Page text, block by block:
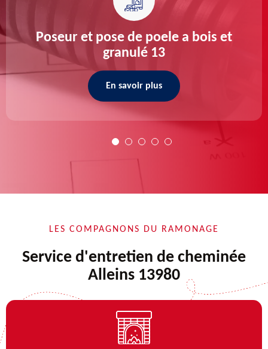
Poseur et pose de poele a bois et
granulé 13
En savoir plus
LES COMPAGNONS DU RAMONAGE
Service d'entretien de cheminée
Alleins 13980